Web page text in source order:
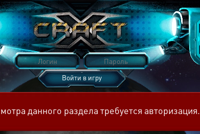
Войти в игру
данного раздела требуется авторизация.